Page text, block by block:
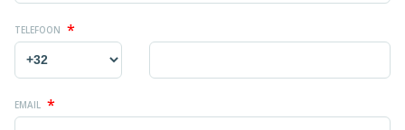
TELEFOON *
EMAIL *